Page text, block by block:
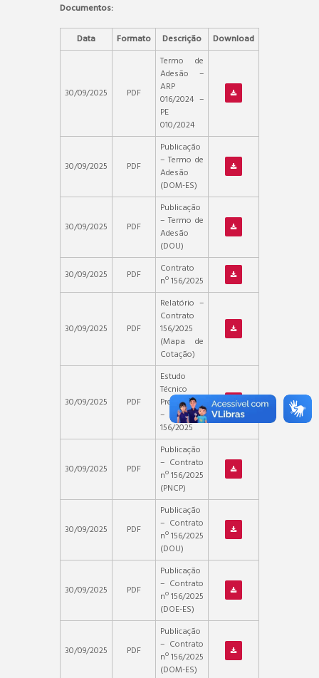
Documentos:
Data Formato Descrição Download
30/09/2025 PDF
Termo de
Adesão –
ARP
016/2024 –
PE
010/2024
30/09/2025 PDF
Publicação
– Termo de
Adesão
(DOM-ES)
30/09/2025 PDF
Publicação
– Termo de
Adesão
(DOU)
30/09/2025
PDF
Contrato
nº 156/2025
30/09/2025 PDF
Relatório –
Contrato
156/2025
(Mapa de
Cotação)
30/09/2025 PDF
Estudo
Técnico
Preliminar
– Contrato
156/2025
30/09/2025 PDF
Publicação
– Contrato
nº 156/2025
(PNCP)
30/09/2025 PDF
Publicação
– Contrato
nº 156/2025
(DOU)
30/09/2025 PDF
Publicação
– Contrato
nº 156/2025
(DOE-ES)
30/09/2025 PDF
Publicação
– Contrato
nº 156/2025
(DOM-ES)